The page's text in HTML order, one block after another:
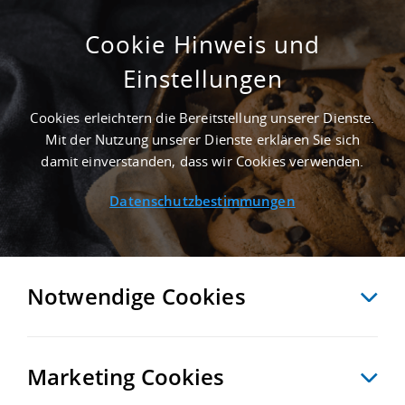
BERATUNG FÜR MIETLÖSUNGEN
Startseite Logistikimmobilien Neubauberatung/
Beratung für Mietlösungen
MIT UNS WIRD IHR BUILT-
Cookie Hinweis und
Einstellungen
Cookies erleichtern die Bereitstellung unserer Dienste.
Mit der Nutzung unserer Dienste erklären Sie sich
damit einverstanden, dass wir Cookies verwenden.
Datenschutzbestimmungen
Notwendige Cookies
Marketing Cookies